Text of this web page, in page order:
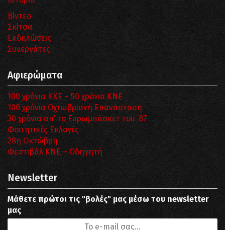
Βίντεο
Σκίτσα
Εκδηλώσεις
Συνεργάτες
Αφιερώματα
100 χρόνια ΚΚΕ – 50 χρόνια ΚΝΕ
100 χρόνια Οχτωβριανή Επανάσταση
30 χρόνια απ’ το Ευρωμπάσκετ του ΄87
Φοιτητικές Εκλογές
28η Οκτώβρη
Φεστιβάλ ΚΝΕ – Οδηγητή
Newsletter
Μάθετε πρώτοι τις "βολές" μας μέσω του newsletter
μας